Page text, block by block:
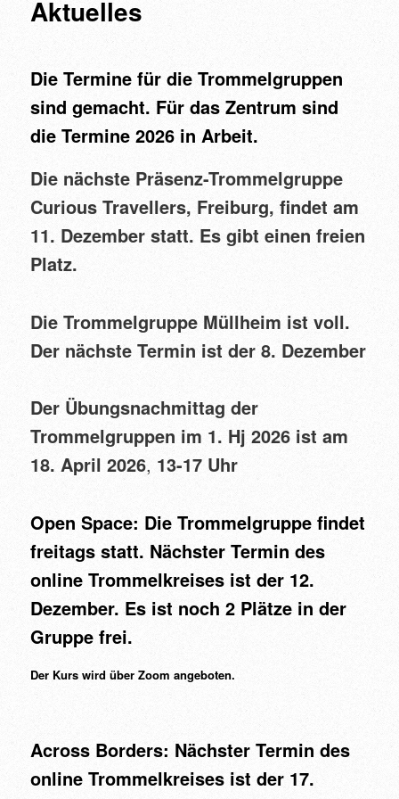
Aktuelles
Die Termine für die Trommelgruppen
sind gemacht. Für das Zentrum sind
die Termine 2026 in Arbeit.
Die nächste Präsenz-Trommelgruppe
Curious Travellers, Freiburg, findet am
11. Dezember statt. Es gibt einen freien
Platz.
Die Trommelgruppe Müllheim ist voll.
Der nächste Termin ist der 8. Dezember
Der Übungsnachmittag der
Trommelgruppen im 1. Hj 2026 ist am
18. April 2026, 13-17 Uhr
Open Space: Die Trommelgruppe findet
freitags statt. Nächster Termin des
online Trommelkreises ist der 12.
Dezember. Es ist noch 2 Plätze in der
Gruppe frei.
Der Kurs wird über Zoom angeboten.
Across Borders: Nächster Termin des
online Trommelkreises ist der 17.